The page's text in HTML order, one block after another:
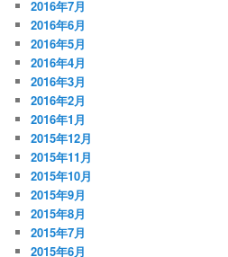
2016年7月
2016年6月
2016年5月
2016年4月
2016年3月
2016年2月
2016年1月
2015年12月
2015年11月
2015年10月
2015年9月
2015年8月
2015年7月
2015年6月